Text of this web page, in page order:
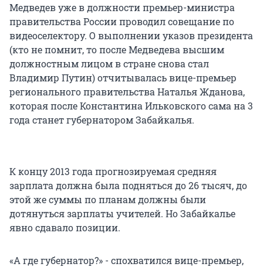
Медведев уже в должности премьер-министра
правительства России проводил совещание по
видеоселектору. О выполнении указов президента
(кто не помнит, то после Медведева высшим
должностным лицом в стране снова стал
Владимир Путин) отчитывалась вице-премьер
регионального правительства Наталья Жданова,
которая после Константина Ильковского сама на 3
года станет губернатором Забайкалья.
К концу 2013 года прогнозируемая средняя
зарплата должна была подняться до 26 тысяч, до
этой же суммы по планам должны были
дотянуться зарплаты учителей. Но Забайкалье
явно сдавало позиции.
«А где губернатор?» - спохватился вице-премьер,